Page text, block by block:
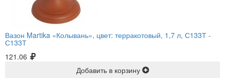
Вазон Martika «Колывань», цвет: терракотовый, 1,7 л, С133Т -
С133Т
121.06
Добавить в корзину